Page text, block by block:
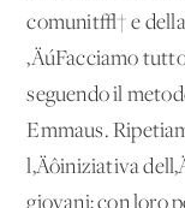
comunit√† e
‚ÄúFacciamo
seguendo il
Emmaus.
l‚Äôiniziativa
giovani; con loro